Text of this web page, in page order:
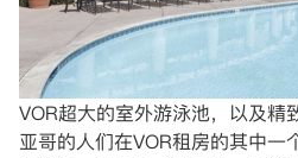
VOR超大的室外游泳池，以及精
亚哥的人们在VOR租房的其中一